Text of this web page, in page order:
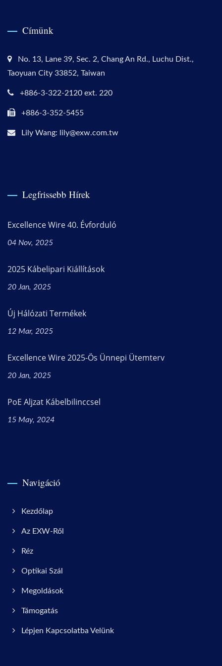
Címünk
No. 13, Lane 39, Sec. 2, Chang An Rd., Luchu Dist.,
Taoyuan City 33852, Taiwan
+886-3-322-2120 ext. 220
+886-3-352-5455
Lily Wang: lily@exw.com.tw
Legfrissebb Hírek
Excellence Wire 40. Évforduló
04 Nov, 2025
2025 Kábelipari Kiállítások
20 Jan, 2025
Új Hálózati Termékek
12 Mar, 2025
Excellence Wire 2025-Ös Ünnepi Ütemterv
20 Jan, 2025
PoE Aljzat Kábelbilinccsel
15 May, 2024
Navigáció
Kezdőlap
Az EXW-Ről
Réz
Optikai Szál
Megoldások
Támogatás
Lépjen Kapcsolatba Velünk